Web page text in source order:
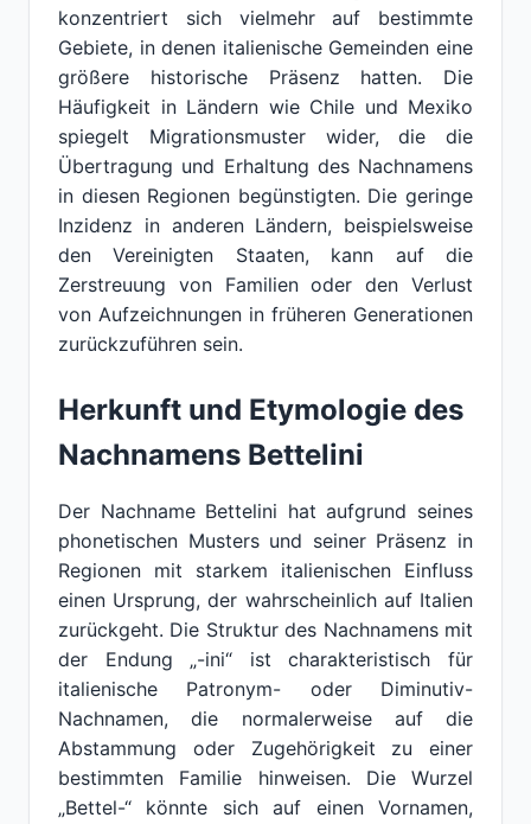
konzentriert sich vielmehr auf bestimmte
Gebiete, in denen italienische Gemeinden eine
größere historische Präsenz hatten. Die
Häufigkeit in Ländern wie Chile und Mexiko
spiegelt Migrationsmuster wider, die die
Übertragung und Erhaltung des Nachnamens
in diesen Regionen begünstigten. Die geringe
Inzidenz in anderen Ländern, beispielsweise
den Vereinigten Staaten, kann auf die
Zerstreuung von Familien oder den Verlust
von Aufzeichnungen in früheren Generationen
zurückzuführen sein.
Herkunft und Etymologie des
Nachnamens Bettelini
Der Nachname Bettelini hat aufgrund seines
phonetischen Musters und seiner Präsenz in
Regionen mit starkem italienischen Einfluss
einen Ursprung, der wahrscheinlich auf Italien
zurückgeht. Die Struktur des Nachnamens mit
der Endung „-ini“ ist charakteristisch für
italienische Patronym- oder Diminutiv-
Nachnamen, die normalerweise auf die
Abstammung oder Zugehörigkeit zu einer
bestimmten Familie hinweisen. Die Wurzel
„Bettel-“ könnte sich auf einen Vornamen,